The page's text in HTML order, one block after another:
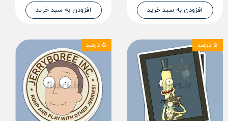
افزودن به سبد خرید افزودن به سبد خرید
۵ درصد ۵ درصد